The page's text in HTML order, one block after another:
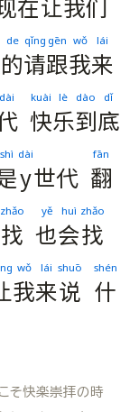
的
de
请
qǐng
跟
gēn
我
wǒ
来
lái
dài
快
kuài
乐
lè
到
dào
底
dǐ
shì
y
dài
世代 翻
fān
找
zhǎo
也
yě
会
huì
找
zhǎo
我
wǒ
来
lái
说
shuō
什
shén
そ快楽崇拝の時